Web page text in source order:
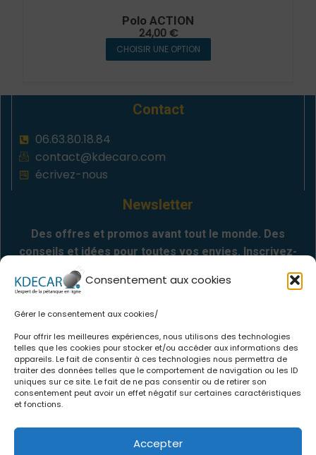
Consentement aux cookies
Gérer le consentement aux cookies/
Pour offrir les meilleures expériences, nous utilisons des technologies
telles que les cookies pour stocker et/ou accéder aux informations des
appareils. Le fait de consentir à ces technologies nous permettra de
traiter des données telles que le comportement de navigation ou les ID
uniques sur ce site. Le fait de ne pas consentir ou de retirer son
consentement peut avoir un effet négatif sur certaines caractéristiques
et fonctions.
Accepter
Polo ACTION
24,00€
CHOISIR UNE OPTION
Contact
06.63.80.18.84
contact@kdecaro.com
écrivez-nous
Newsletter
Des offres et promos avant tout le monde. Des
conseils et idées pour toutes vos envies. Inscrivez-
Informations
.Qui sommes-nous
.Politique de confidentialité